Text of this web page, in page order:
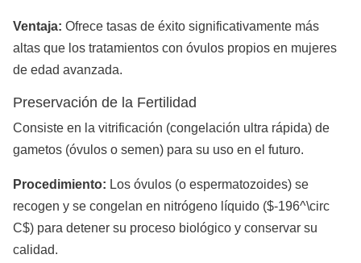
Ventaja: Ofrece tasas de éxito significativamente más
altas que los tratamientos con óvulos propios en mujeres
de edad avanzada.
Preservación de la Fertilidad
Consiste en la vitrificación (congelación ultra rápida) de
gametos (óvulos o semen) para su uso en el futuro.
Procedimiento: Los óvulos (o espermatozoides) se
recogen y se congelan en nitrógeno líquido ($-196^\circ
C$) para detener su proceso biológico y conservar su
calidad.